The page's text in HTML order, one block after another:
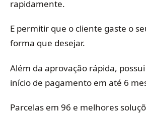
rapidamente.
E permitir que o cliente gaste o
forma que desejar.
Além da aprovação rápida,
início de pagamento em até 6
Parcelas em 96 e melhores